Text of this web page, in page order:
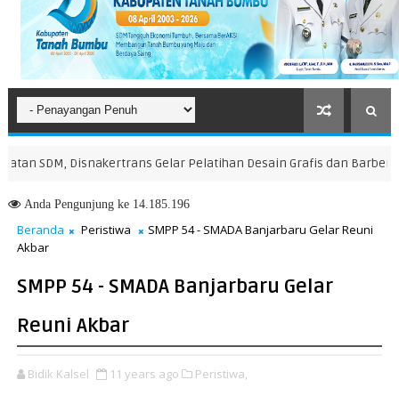
Disnakertrans Gelar Pelatihan Desain Grafis dan Barbershop
AndaPengunjung ke 14.185.196
Beranda Peristiwa
SMPP 54 - SMADA Banjarbaru Gelar Reuni
Akbar
SMPP 54 - SMADA Banjarbaru Gelar
Reuni Akbar
Bidik Kalsel 11 years ago Peristiwa,